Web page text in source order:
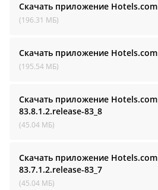
Скачать приложение Hotels.com
(196.31 МБ)
Скачать приложение Hotels.com
(195.54 МБ)
Скачать приложение Hotels.com
83.8.1.2.release-83_8
(45.04 МБ)
Скачать приложение Hotels.com
83.7.1.2.release-83_7
(45.04 МБ)